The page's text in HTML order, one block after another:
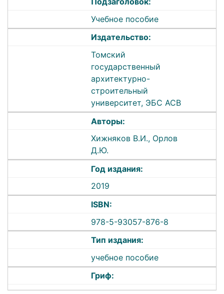
Учебное пособие
Издательство:
Томский
государственный
архитектурно-
строительный
университет, ЭБС АСВ
Авторы:
Хижняков В.И., Орлов
Д.Ю.
Год издания:
2019
ISBN:
978-5-93057-876-8
Тип издания:
учебное пособие
Гриф: